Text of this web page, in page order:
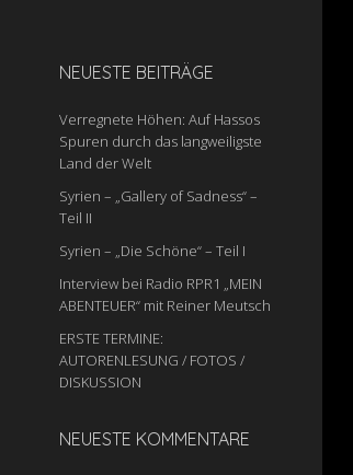
NEUESTE BEITRÄGE
Verregnete Höhen: Auf Hassos
Spuren durch das langweiligste
Land der Welt
Syrien – „Gallery of Sadness“ –
Teil II
Syrien – „Die Schöne“ – Teil I
Interview bei Radio RPR1 „MEIN
ABENTEUER“ mit Reiner Meutsch
ERSTE TERMINE:
AUTORENLESUNG / FOTOS /
DISKUSSION
NEUESTE KOMMENTARE